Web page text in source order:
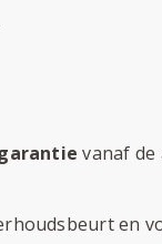
vanaf de
en